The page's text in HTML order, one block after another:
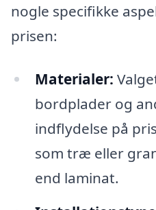
nogle specifikke
prisen:
Materialer:
bordplader og
indflydelse på
som træ eller
end laminat.